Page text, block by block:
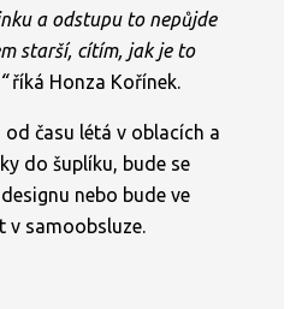
a odstupu to nepůjde
starší, cítím, jak je to
říká Honza Kořínek.
od času létá v oblacích a
do šuplíku, bude se
nebo bude ve
v samoobsluze.